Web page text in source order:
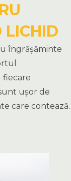
LICHID
îngrășăminte
ușor de
care contează.